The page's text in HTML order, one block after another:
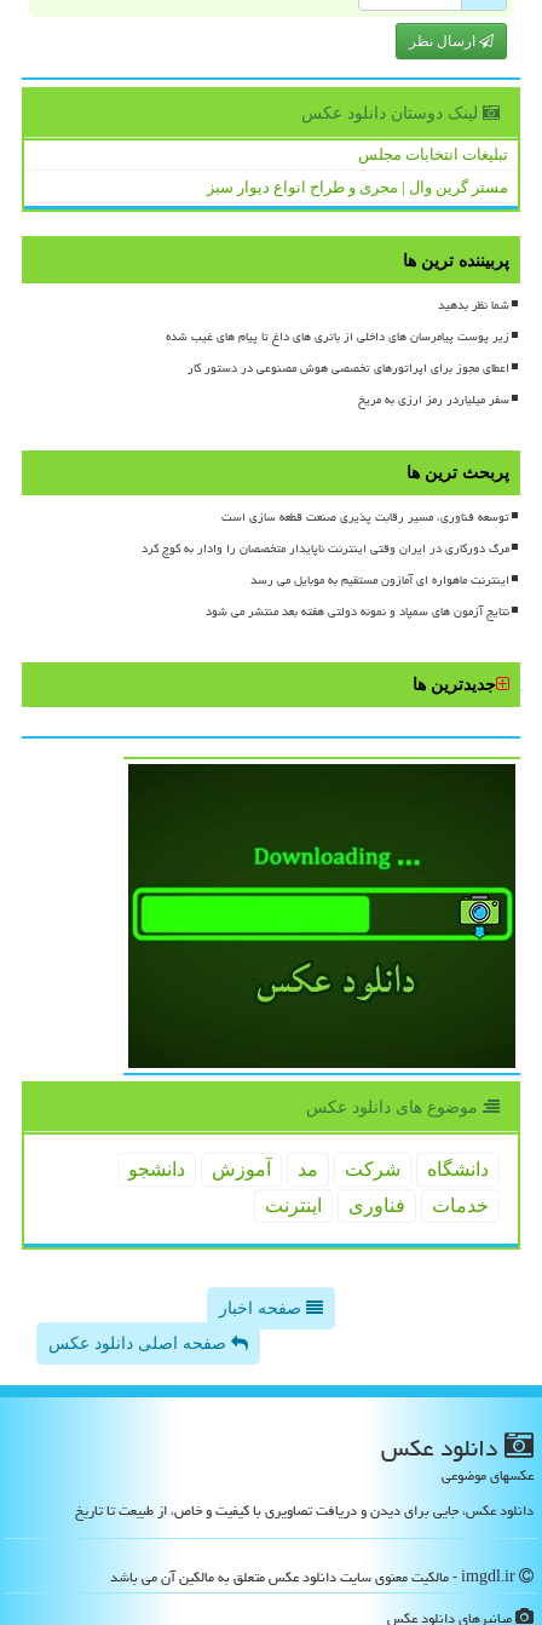
ارسال نظر
لینک دوستان دانلود عكس
تبلیغات انتخابات مجلس
مستر گرین وال | مجری و طراح انواع دیوار سبز
پربیننده ترین ها
شما نظر بدهید
زیر پوست پیامرسان های داخلی از باتری های داغ تا پیام های غیب شده
اعطای مجوز برای اپراتورهای تخصصی هوش مصنوعی در دستور کار
سفر میلیاردر رمز ارزی به مریخ
پربحث ترین ها
توسعه فناوری، مسیر رقابت پذیری صنعت قطعه سازی است
مرگ دورکاری در ایران وقتی اینترنت ناپایدار متخصصان را وادار به کوچ کرد
اینترنت ماهواره ای آمازون مستقیم به موبایل می رسد
نتایج آزمون های سمپاد و نمونه دولتی هفته بعد منتشر می شود
جدیدترین ها
موضوع های دانلود عكس
دانشگاه شركت مد آموزش
دانشجو
خدمات
فناوری اینترنت
صفحه اخبار
صفحه اصلی دانلود عکس
دانلود عكس
عکسهای موضوعی
دانلود عکس، جایی برای دیدن و دریافت تصاویری با کیفیت و خاص، از طبیعت تا تاریخ
میانبرهای دانلود عكس